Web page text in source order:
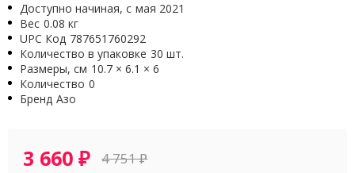
Доступно начиная, с мая 2021
Вес 0.08 кг
UPC Код 787651760292
Количество в упаковке 30 шт.
Размеры, см 10.7 × 6.1 × 6
Количество 0
Бренд Азо
3 660₽ 4 751₽